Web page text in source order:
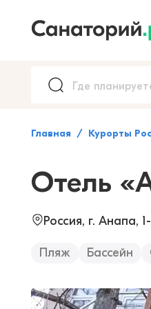
Главная Курорты
Отель
Россия, г. Анапа,
Пляж Бассейн